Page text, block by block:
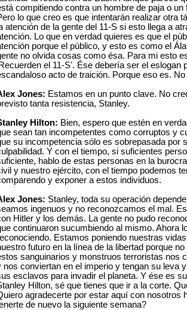
compitiendo contra un hombre de paja o un
lo que creo es que intentarán realizar otra
atención de la gente del 11-S si esto llega a
Lo que en verdad quieres es que el
porque el público, y esto es como el
no olvida cosas como ésa. Para mi esto
el 11-S'. Ése debería ser el eslogan
acto de traición. Porque eso es.
Jones: Estamos en un punto clave. No
tanta resistencia, Stanley.
Hilton: Bien, espero que estén en
sean tan incompetentes como corruptos y
su incompetencia sólo es sobrepasada por
Y con el tiempo, si suficientes
hablo de estas personas en la
y nuestro ejército, con el tiempo podemos
y exponer a estos individuos.
Jones: Stanley, toda su operación
ingenuos y no reconozcamos el mal.
Hitler y los demás. La gente no pudo
continuaron sucumbiendo al mismo. Ahora
Estamos poniendo nuestras
futuro en la línea de la libertad porque
sanguinarios y monstruos terroristas nos
nos conviertan en el imperio y tengan su leva
esclavos para invadir el planeta. Y ése es
Hilton, sé que tienes que ir a la corte.
agradecerte por estar aquí con nosotros
de nuevo la siguiente semana?